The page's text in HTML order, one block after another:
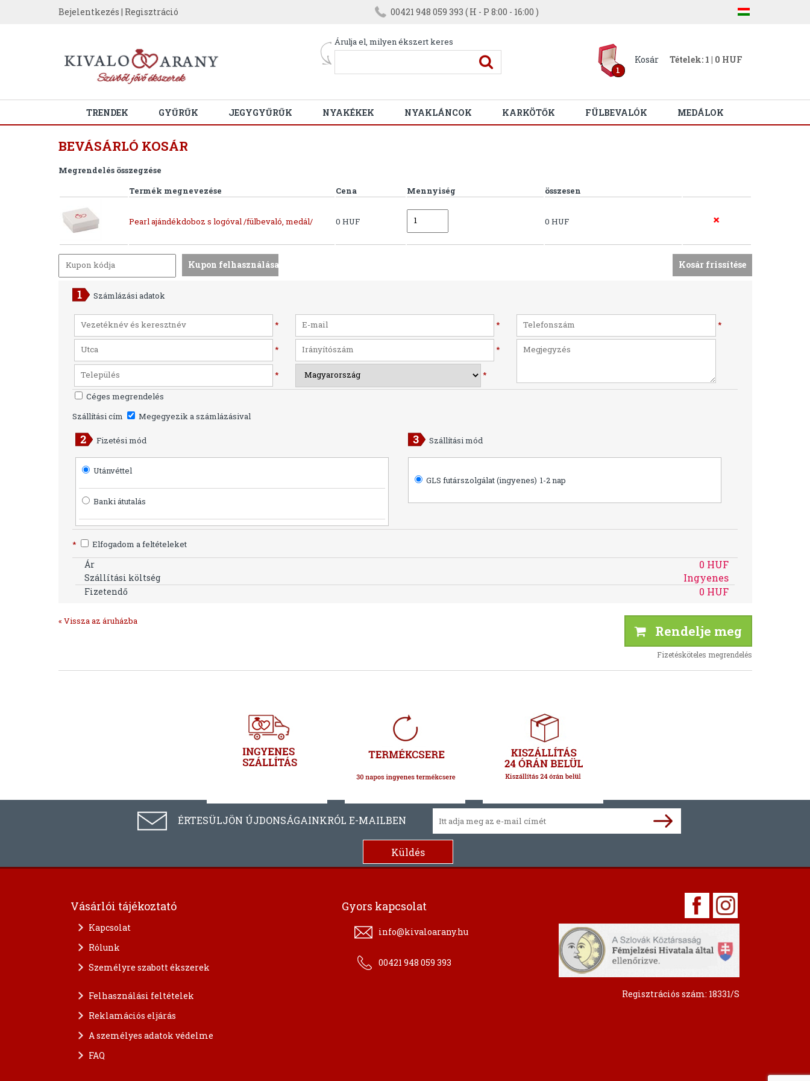
Bejelentkezés | Regisztráció 00421 948 059 393 ( H - P 8:00 - 16:00 )
Árulja el, milyen ékszert keres
1
Kosár Tételek: 1 | 0 HUF
TRENDEK GYŰRŰK JEGYGYŰRŰK NYAKÉKEK NYAKLÁNCOK KARKÖTŐK FÜLBEVALÓK MEDÁLOK
BEVÁSÁRLÓ KOSÁR
Megrendelés összegzése
Termék megnevezése
Cena Mennyiség összesen
Pearl ajándékdoboz s logóval /fülbevaló, medál/ 0 HUF 0 HUF
Számlázási adatok
* * *
* *
*
*
Céges megrendelés
Szállítási cím
Megegyezik a számlázásival
Fizetési mód
Utánvéttel
Banki átutalás
Szállítási mód
GLS futárszolgálat (ingyenes) 1-2 nap
* Elfogadom a feltételeket
Ár 0 HUF
Szállítási költség Ingyenes
Fizetendő 0 HUF
« Vissza az áruházba
Rendelje meg
Fizetésköteles megrendelés
ÉRTESÜLJÖN ÚJDONSÁGAINKRÓL E-MAILBEN
Vásárlói tájékoztató
Kapcsolat
Rólunk
Személyre szabott ékszerek
Felhasználási feltételek
Reklamációs eljárás
A személyes adatok védelme
FAQ
Gyors kapcsolat
info@kivaloarany.hu
00421 948 059 393
Regisztrációs szám: 18331/S